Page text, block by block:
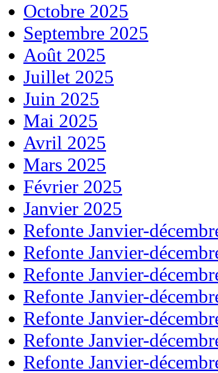
Octobre 2025
Septembre 2025
Août 2025
Juillet 2025
Juin 2025
Mai 2025
Avril 2025
Mars 2025
Février 2025
Janvier 2025
Refonte Janvier-
Refonte Janvier-
Refonte Janvier-
Refonte Janvier-
Refonte Janvier-
Refonte Janvier-
Refonte Janvier-